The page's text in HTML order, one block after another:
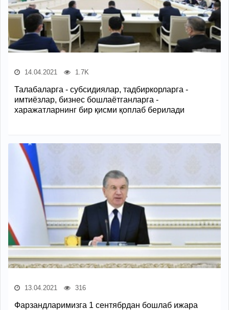
14.04.2021 1.7K
Талабаларга - субсидиялар, тадбиркорларга -
имтиёзлар, бизнес бошлаётганларга -
харажатларнинг бир қисми қоплаб берилади
13.04.2021 316
Фарзандларимизга 1 сентябрдан бошлаб ижара